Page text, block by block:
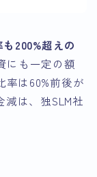
200%超えの
にも一定の額
率は60%前後が
は、独SLM社